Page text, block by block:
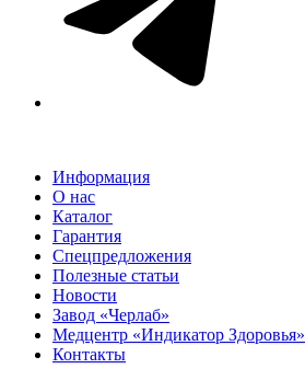
Информация
О нас
Каталог
Гарантия
Спецпредложения
Полезные статьи
Новости
Завод «Черлаб»
Медцентр «Индикатор Здоровья»
Контакты